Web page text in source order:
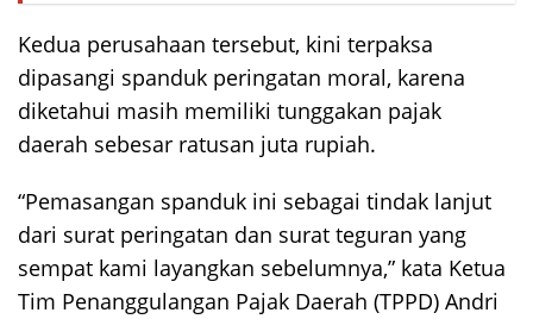
Kedua perusahaan tersebut, kini terpaksa
dipasangi spanduk peringatan moral, karena
diketahui masih memiliki tunggakan pajak
daerah sebesar ratusan juta rupiah.
“Pemasangan spanduk ini sebagai tindak lanjut
dari surat peringatan dan surat teguran yang
sempat kami layangkan sebelumnya,” kata Ketua
Tim Penanggulangan Pajak Daerah (TPPD) Andri